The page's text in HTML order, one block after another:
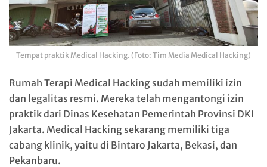
Tempat praktik Medical Hacking. (Foto: Tim Media Medical Hacking)
Rumah Terapi Medical Hacking sudah memiliki izin
dan legalitas resmi. Mereka telah mengantongi izin
praktik dari Dinas Kesehatan Pemerintah Provinsi DKI
Jakarta. Medical Hacking sekarang memiliki tiga
cabang klinik, yaitu di Bintaro Jakarta, Bekasi, dan
Pekanbaru.